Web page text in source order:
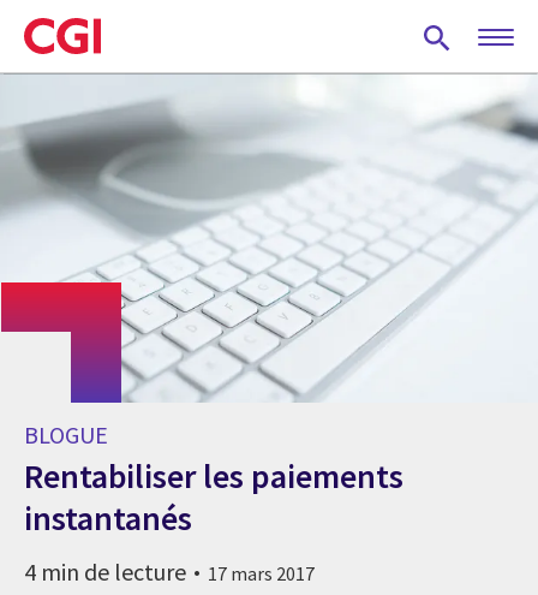
Skip
to
main
BLOGUE
Rentabiliser les paiements
instantanés
4 min de lecture 17 mars 2017